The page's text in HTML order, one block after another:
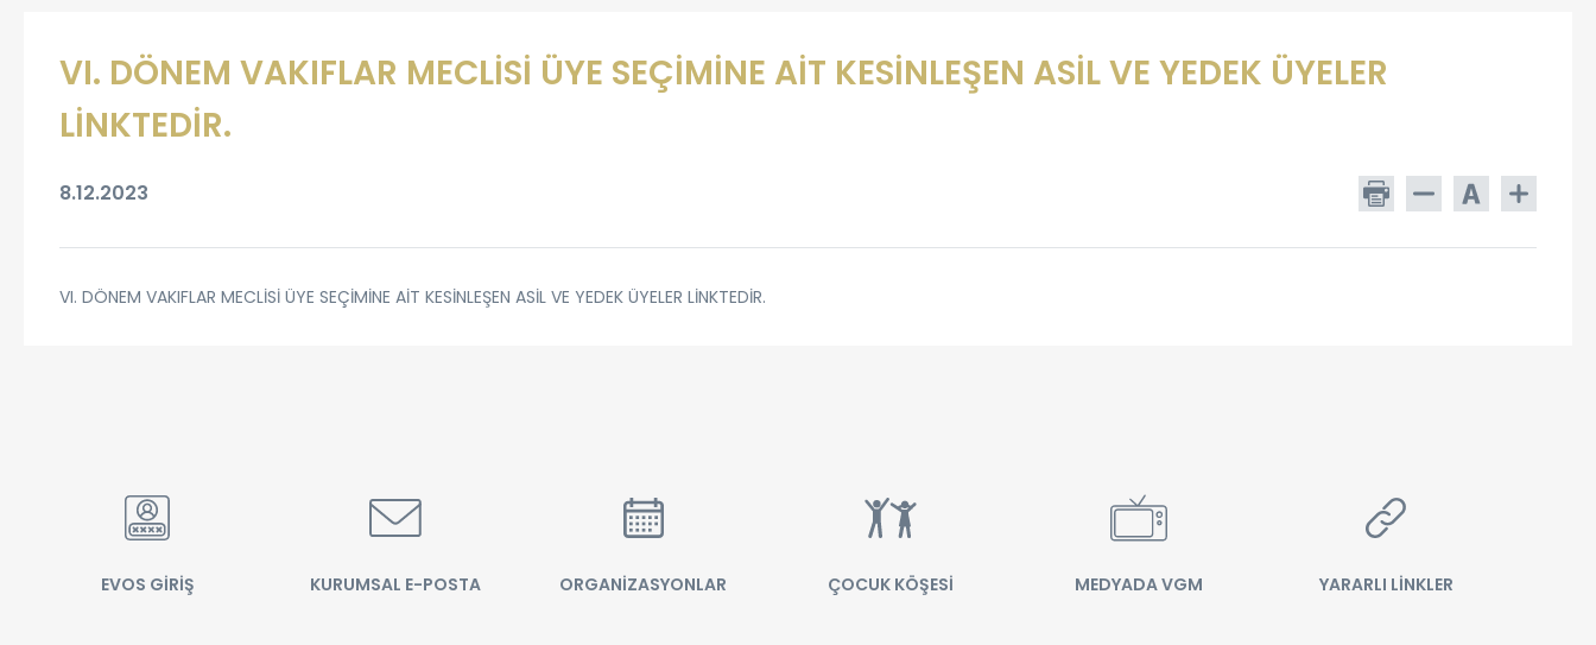
VI. DÖNEM VAKIFLAR MECLİSİ ÜYE SEÇİMİNE AİT KESİNLEŞEN ASİL VE YEDEK ÜYELER
LİNKTEDİR.
8.12.2023
VI. DÖNEM VAKIFLAR MECLİSİ ÜYE SEÇİMİNE AİT KESİNLEŞEN ASİL VE YEDEK ÜYELER LİNKTEDİR.
EVOS GİRİŞ KURUMSAL E-POSTA ORGANİZASYONLAR ÇOCUK KÖŞESİ MEDYADA VGM YARARLI LİNKLER